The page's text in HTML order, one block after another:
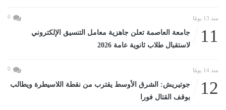
منذ 13 يومًا 0
11
جامعة العاصمة تعلن جاهزية معامل التنسيق الإلكتروني
لاستقبال طلاب ثانوية عامة 2026
منذ 14 يومًا 0
12
جوتيريش: الشرق الأوسط يقترب من نقطة اللاسيطرة ويطالب
بوقف القتال فورا